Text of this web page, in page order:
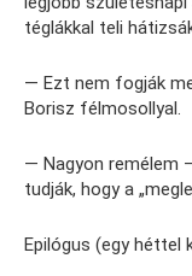
téglákkal teli
— Ezt nem fogják
Borisz félmosollyal.
— Nagyon remélem
tudják, hogy a
Epilógus (egy héttel